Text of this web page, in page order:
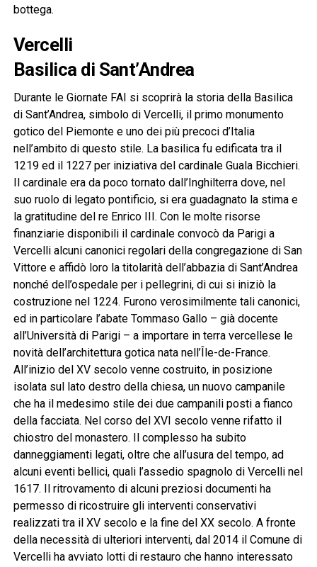
bottega.
Vercelli
Basilica di Sant’Andrea
Durante le Giornate FAI si scoprirà la storia della Basilica
di Sant’Andrea, simbolo di Vercelli, il primo monumento
gotico del Piemonte e uno dei più precoci d’Italia
nell’ambito di questo stile. La basilica fu edificata tra il
1219 ed il 1227 per iniziativa del cardinale Guala Bicchieri.
Il cardinale era da poco tornato dall’Inghilterra dove, nel
suo ruolo di legato pontificio, si era guadagnato la stima e
la gratitudine del re Enrico III. Con le molte risorse
finanziarie disponibili il cardinale convocò da Parigi a
Vercelli alcuni canonici regolari della congregazione di San
Vittore e affidò loro la titolarità dell’abbazia di Sant’Andrea
nonché dell’ospedale per i pellegrini, di cui si iniziò la
costruzione nel 1224. Furono verosimilmente tali canonici,
ed in particolare l’abate Tommaso Gallo – già docente
all’Università di Parigi – a importare in terra vercellese le
novità dell’architettura gotica nata nell’Île-de-France.
All’inizio del XV secolo venne costruito, in posizione
isolata sul lato destro della chiesa, un nuovo campanile
che ha il medesimo stile dei due campanili posti a fianco
della facciata. Nel corso del XVI secolo venne rifatto il
chiostro del monastero. Il complesso ha subito
danneggiamenti legati, oltre che all’usura del tempo, ad
alcuni eventi bellici, quali l’assedio spagnolo di Vercelli nel
1617. Il ritrovamento di alcuni preziosi documenti ha
permesso di ricostruire gli interventi conservativi
realizzati tra il XV secolo e la fine del XX secolo. A fronte
della necessità di ulteriori interventi, dal 2014 il Comune di
Vercelli ha avviato lotti di restauro che hanno interessato